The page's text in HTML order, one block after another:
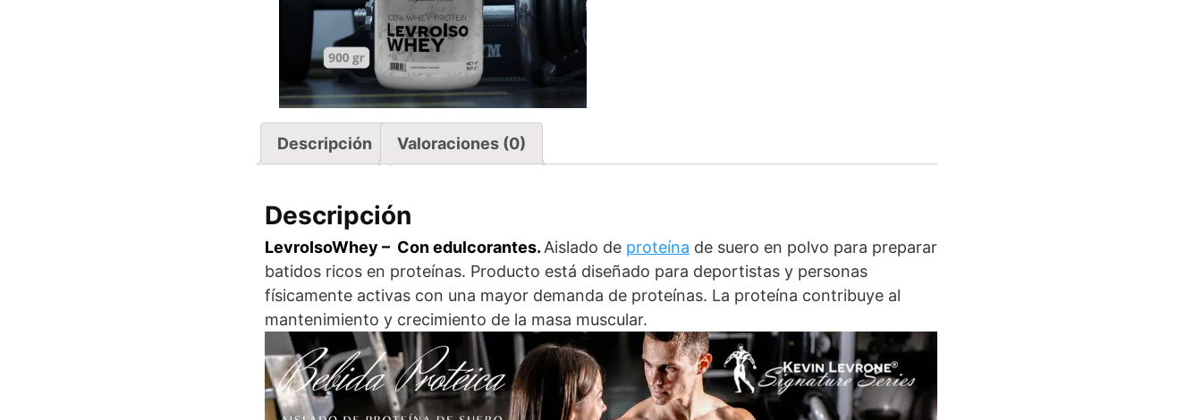
Descripción Valoraciones (0)
Descripción
LevroIsoWhey – Con edulcorantes.Aislado de proteína de suero en polvo para preparar
batidos ricos en proteínas. Producto está diseñado para deportistas y personas
físicamente activas con una mayor demanda de proteínas. La proteína contribuye al
mantenimiento y crecimiento de la masa muscular.